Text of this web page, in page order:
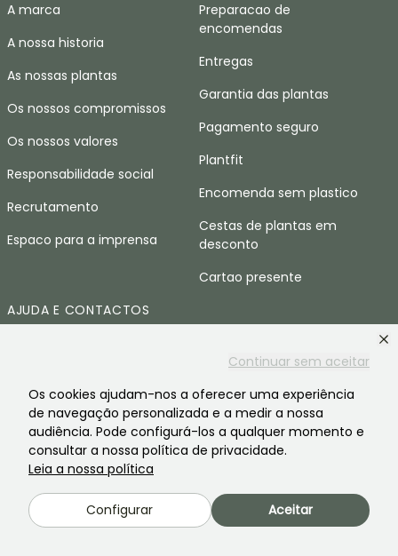
Continuar sem aceitar
Os cookies ajudam-nos a oferecer uma experiência
de navegação personalizada e a medir a nossa
audiência. Pode configurá-los a qualquer momento e
consultar a nossa política de privacidade.
Leia a nossa política
Configurar Aceitar
A marca
A nossa historia
As nossas plantas
Os nossos compromissos
Os nossos valores
Responsabilidade social
Recrutamento
Espaco para a imprensa
Preparacao de
encomendas
Entregas
Garantia das plantas
Pagamento seguro
Plantfit
Encomenda sem plastico
Cestas de plantas em
desconto
Cartao presente
AJUDA E CONTACTOS
IDIOMAS
Promessedefleurs.com
Promessedefleurs.ie
Promessedefleurs.de